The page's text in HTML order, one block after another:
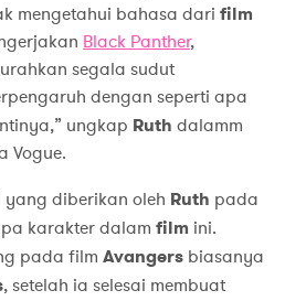
mengetahui bahasa dari film
Black Panther,
segala sudut
dengan seperti apa
ungkap Ruth dalamm
Vogue.
diberikan oleh Ruth pada
karakter dalam film ini.
pada film Avangers biasanya
, setelah ia selesai membuat